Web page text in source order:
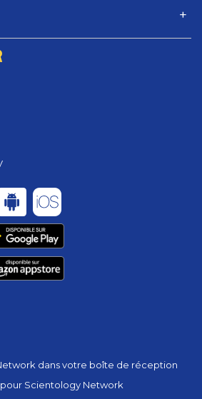
dans votre boîte de réception
Scientology Network